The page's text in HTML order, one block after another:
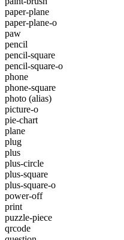
paper-plane
paper-plane-o
paw
pencil
pencil-square
pencil-square-o
phone
phone-square
photo (alias)
picture-o
pie-chart
plane
plug
plus
plus-circle
plus-square
plus-square-o
power-off
print
puzzle-piece
qrcode